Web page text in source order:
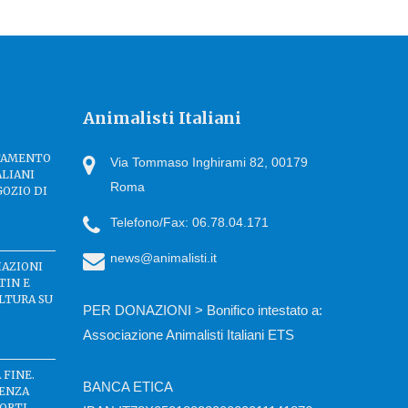
DI
E
SU
FINE.
Animalisti Italiani
Via Tommaso Inghirami 82, 00179
Roma
Telefono/Fax: 06.78.04.171
news@animalisti.it
PER DONAZIONI > Bonifico intestato a:
Associazione Animalisti Italiani ETS
BANCA ETICA